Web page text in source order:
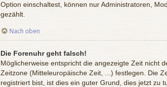
Option einschaltest, können nur Administratoren,
gezählt.
Nach oben
Die Forenuhr geht falsch!
Möglicherweise entspricht die angezeigte Zeit nicht
Zeitzone (Mitteleuropäische Zeit, ...) festlegen. Die
registriert bist, ist dies ein guter Grund, dies jetzt zu